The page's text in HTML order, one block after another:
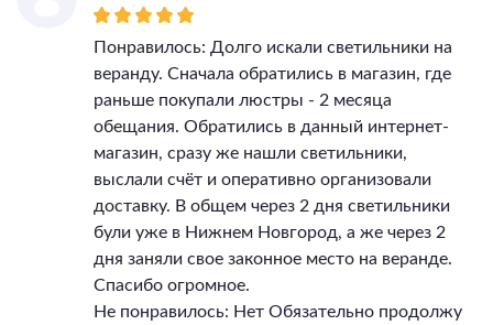
Понравилось: Долго искали светильники на
веранду. Сначала обратились в магазин, где
раньше покупали люстры - 2 месяца
обещания. Обратились в данный интернет-
магазин, сразу же нашли светильники,
выслали счёт и оперативно организовали
доставку. В общем через 2 дня светильники
були уже в Нижнем Новгород, а же через 2
дня заняли свое законное место на веранде.
Спасибо огромное.
Не понравилось: Нет Обязательно продолжу